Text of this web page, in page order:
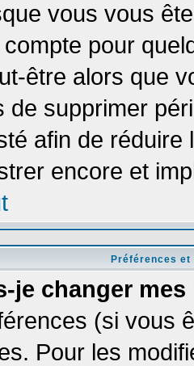
vous vous
pour
être alors que
de supprimer
afin de
encore et
Préférences
je changer mes
(si vous
Pour les